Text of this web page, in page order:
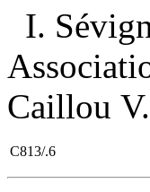
I.
Caillou
C813/.6